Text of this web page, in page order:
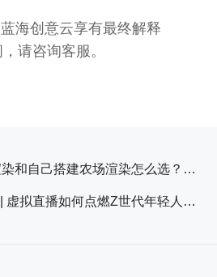
海创意云享有最终解释
请咨询客服。
云渲染农场渲染和自己搭建农场渲染怎么选？哪个更划算？
Z时代直播间 | 虚拟直播如何点燃Z世代年轻人的消费热情？